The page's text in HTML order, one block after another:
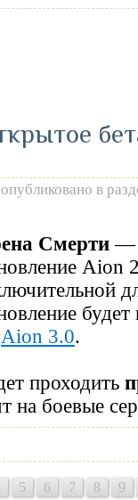
в
Смерти —
Aion
Aion 3.0.
проходить
на боевые
5 6 7 8 9